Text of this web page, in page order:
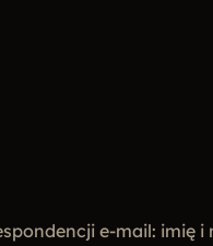
e-mail: imię i